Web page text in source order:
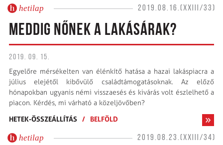
hetilap 2019.08.16.(XXIII/33)
MEDDIG NŐNEK A LAKÁSÁRAK?
2019. 09. 15.
Egyelőre mérsékelten van élénkítő hatása a hazai lakáspiacra a
július elejétől kibővülő családtámogatásoknak. Az előző
hónapokban ugyanis némi visszaesés és kivárás volt észlelhető a
piacon. Kérdés, mi várható a közeljövőben?
HETEK-ÖSSZEÁLLÍTÁS / BELFÖLD
hetilap 2019.08.23.(XXIII/34)